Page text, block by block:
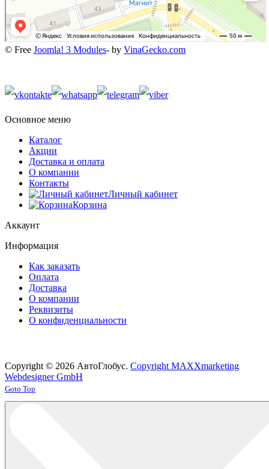
© Free Joomla! 3 Modules- by VinaGecko.com
Основное меню
Каталог
Акции
Доставка и оплата
О компании
Контакты
Личный кабинет
Корзина
Аккаунт
Информация
Как заказать
Оплата
Доставка
О компании
Реквизиты
О конфиденциальности
Copyright © 2026 АвтоГлобус. Copyright MAXXmarketing
Webdesigner GmbH
Joomla! 3 Templates
Goto Top